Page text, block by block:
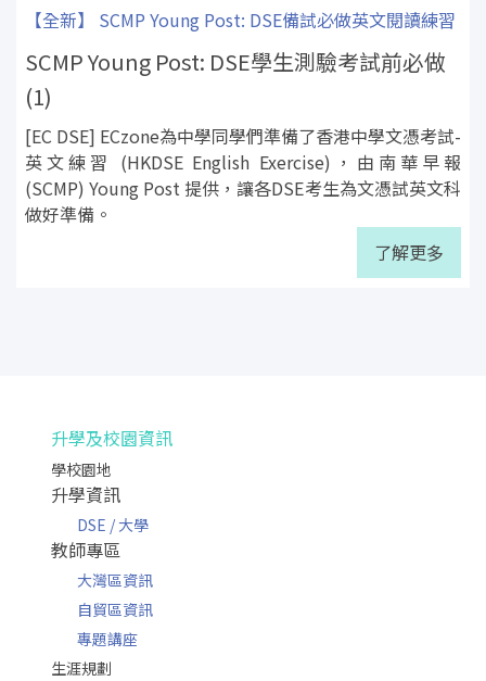
【全新】 SCMP Young Post: DSE備試必做英文閱讀練習
SCMP Young Post: DSE學生測驗考試前必做
(1)
[EC DSE] ECzone為中學同學們準備了香港中學文憑考試-
英文練習 (HKDSE English Exercise)，由南華早報
(SCMP) Young Post 提供，讓各DSE考生為文憑試英文科
做好準備。
了解更多
升學及校園資訊
學校園地
升學資訊
DSE / 大學
教師專區
大灣區資訊
自貿區資訊
專題講座
生涯規劃